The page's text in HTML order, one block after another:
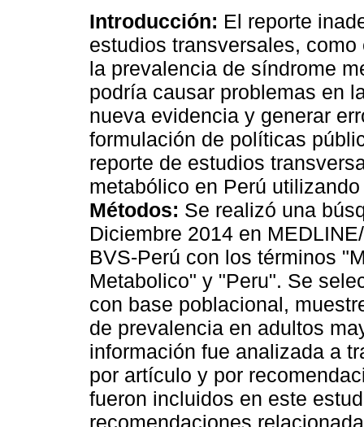
Introducción: El reporte
estudios transversales, como
la prevalencia de síndrome
podría causar problemas en
nueva evidencia y generar
formulación de políticas
reporte de estudios
metabólico en Perú
Métodos: Se realizó una
Diciembre 2014 en
BVS-Perú con los términos
Metabolico" y "Peru". Se
con base poblacional,
de prevalencia en adultos
información fue analizada a
por artículo y por
fueron incluidos en este
recomendaciones